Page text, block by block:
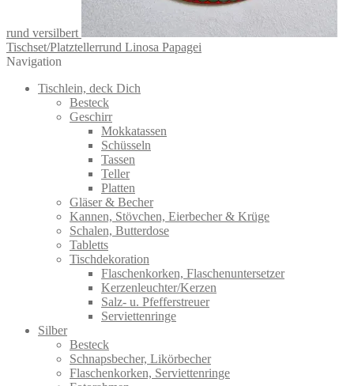
rund versilbert
Tischset/Platztellerrund Linosa Papagei
Navigation
Tischlein, deck Dich
Besteck
Geschirr
Mokkatassen
Schüsseln
Tassen
Teller
Platten
Gläser & Becher
Kannen, Stövchen, Eierbecher & Krüge
Schalen, Butterdose
Tabletts
Tischdekoration
Flaschenkorken, Flaschenuntersetzer
Kerzenleuchter/Kerzen
Salz- u. Pfefferstreuer
Serviettenringe
Silber
Besteck
Schnapsbecher, Likörbecher
Flaschenkorken, Serviettenringe